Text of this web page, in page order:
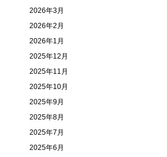
2026年3月
2026年2月
2026年1月
2025年12月
2025年11月
2025年10月
2025年9月
2025年8月
2025年7月
2025年6月